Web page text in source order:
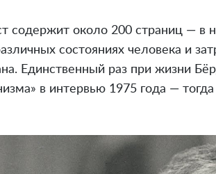
содержит около 200 страниц — в
состояниях человека и
Единственный раз при жизни
в интервью 1975 года —